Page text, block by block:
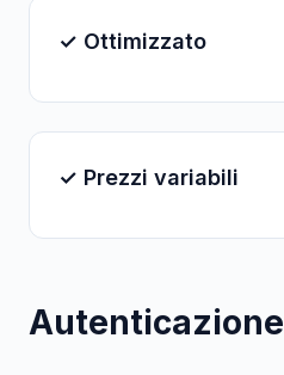
✓ Ottimizzato
✓ Prezzi variabili
Autenticazione